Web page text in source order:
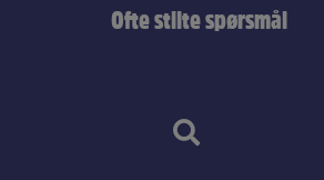
Ofte stilte spørsmål